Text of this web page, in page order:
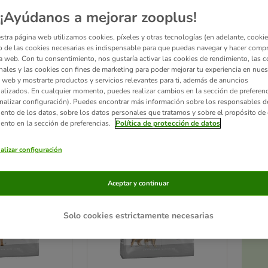
es la nueva gama de Royal Canin formulada para aquellos perros con una
el tracto urinario o el aumento de peso tras la castración. Canine Care
que puedes combinar, ya que están disponibles tanto en pienso como en
y pueden ayudarles a sentirse bien y en forma.
been changed
¡Ayúdanos a mejorar zooplus!
página web utilizamos cookies, píxeles y otras tecnologías (en adelante,
de las cookies necesarias es indispensable para que puedas navegar y hacer
web. Con tu consentimiento, nos gustaría activar las cookies de rendimiento, las
y las cookies con fines de marketing para poder mejorar tu experiencia en
web y mostrarte productos y servicios relevantes para ti, además de anuncios
En cualquier momento, puedes realizar cambios en la sección de
configuración). Puedes encontrar más información sobre los responsables
de los datos, sobre los datos personales que tratamos y sobre el propósito de
en la sección de preferencias.
Política de protección de datos
configuración
Solo cookies estrictamente necesarias
Aceptar y continuar